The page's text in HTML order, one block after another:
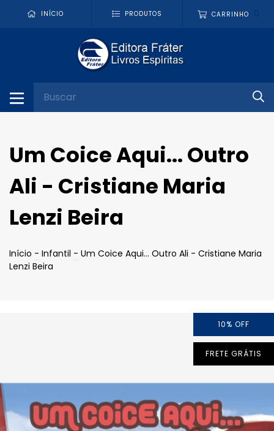
INÍCIO PRODUTOS CARRINHO
Um Coice Aqui... Outro
Ali - Cristiane Maria
Lenzi Beira
Início - Infantil - Um Coice Aqui... Outro Ali - Cristiane Maria
Lenzi Beira
10% OFF
FRETE GRÁTIS